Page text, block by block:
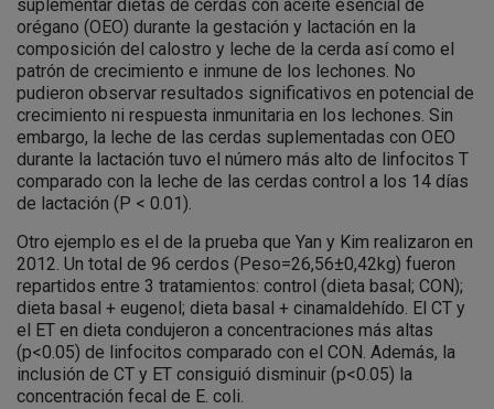
suplementar dietas de cerdas con aceite esencial de
orégano (OEO) durante la gestación y lactación en la
composición del calostro y leche de la cerda así como el
patrón de crecimiento e inmune de los lechones. No
pudieron observar resultados significativos en potencial de
crecimiento ni respuesta inmunitaria en los lechones. Sin
embargo, la leche de las cerdas suplementadas con OEO
durante la lactación tuvo el número más alto de linfocitos T
comparado con la leche de las cerdas control a los 14 días
de lactación (P < 0.01).
Otro ejemplo es el de la prueba que Yan y Kim realizaron en
2012. Un total de 96 cerdos (Peso=26,56±0,42kg) fueron
repartidos entre 3 tratamientos: control (dieta basal; CON);
dieta basal + eugenol; dieta basal + cinamaldehído. El CT y
el ET en dieta condujeron a concentraciones más altas
(p<0.05) de linfocitos comparado con el CON. Además, la
inclusión de CT y ET consiguió disminuir (p<0.05) la
concentración fecal de E. coli.